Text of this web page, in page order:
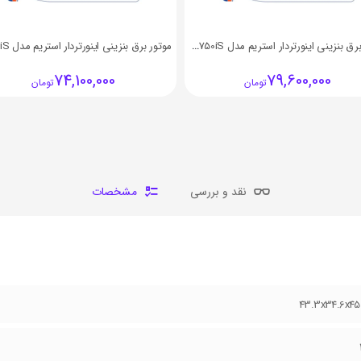
موتور برق بنزینی اینورتردار استریم مدل ST-2750iS
79,600,000تومان 74,100,000تومان
نقد و بررسی مشخصات